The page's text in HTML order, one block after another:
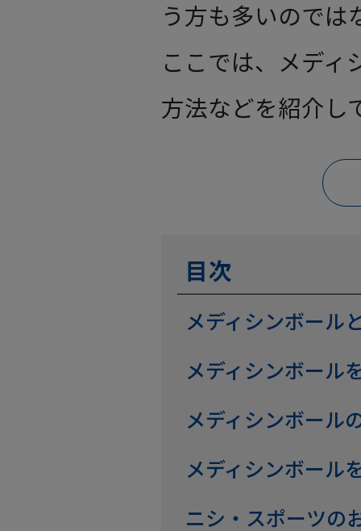
う方も多いのでは
ここでは、メディ
方法などを紹介し
目次
メディシンボール
メディシンボール
メディシンボール
メディシンボール
ニシ・スポーツの